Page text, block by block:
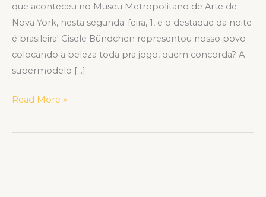
que aconteceu no Museu Metropolitano de Arte de
Nova York, nesta segunda-feira, 1, e o destaque da noite
é brasileira! Gisele Bündchen representou nosso povo
colocando a beleza toda pra jogo, quem concorda? A
supermodelo […]
Read More »